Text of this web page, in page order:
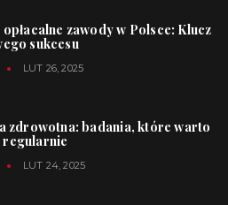
zawody w Polsce: Klucz
sukcesu
LUT 26, 2025
zdrowotna: badania, które warto
regularnie
LUT 24, 2025